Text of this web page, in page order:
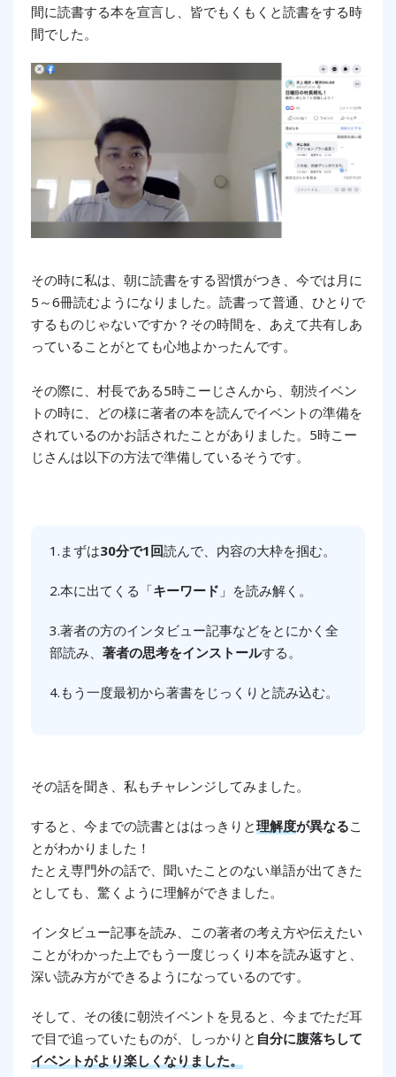
間に読書する本を宣言し、皆でもくもくと読書をする時
間でした。
その時に私は、朝に読書をする習慣がつき、今では月に
5～6冊読むようになりました。 読書って普通、ひとりで
するものじゃないですか？その時間を、あえて共有しあ
っていることがとても心地よかったんです。
その際に、村長である5時こーじさんから、朝渋イベン
トの時に、どの様に著者の本を読んでイベントの準備を
されているのかお話されたことがありました。5時こー
じさんは以下の方法で準備しているそうです。
1.まずは30分で1回読んで、内容の大枠を掴む。
2.本に出てくる「キーワード 」を読み解く。
3.著者の方のインタビュー記事などをとにかく全
部読み、 著者の思考をインストールする。
4.もう一度最初から著書をじっくりと読み込む。
その話を聞き、私もチャレンジしてみました。
すると、今までの読書とははっきりと理解度が異なるこ
とがわかりました！
たとえ専門外の話で、聞いたことのない単語が出てきた
としても、驚くように理解ができました。
インタビュー記事を読み、この著者の考え方や伝えたい
ことがわかった上でもう一度じっくり本を読み返すと、
深い読み方ができるようになっているのです。
そして、その後に朝渋イベントを見ると、今までただ耳
で目で追っていたものが、しっかりと 自分に腹落ちして
イベントがより楽しくなりました。